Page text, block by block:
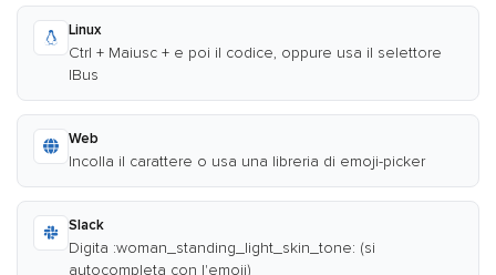
Linux
Ctrl + Maiusc + e poi il codice, oppure usa il selettore
IBus
Web
Incolla il carattere o usa una libreria di emoji-picker
Slack
Digita :woman_standing_light_skin_tone: (si
autocompleta con l'emoji)